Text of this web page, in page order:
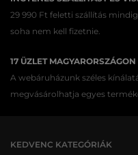
29 990 Ft feletti szállítás
soha nem kell fizetnie.
17 ÜZLET MAGYARORSZÁGON
A webáruházunk széles
megvásárolhatja egyes
KEDVENC KATEGÓRIÁK